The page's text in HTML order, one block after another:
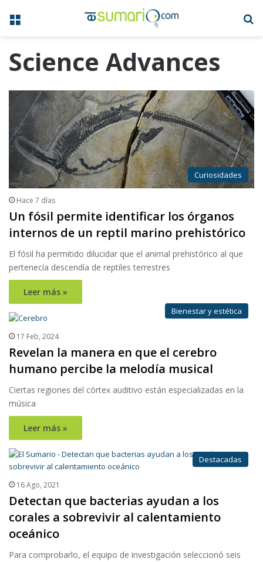
Menú
Science Advances
Curiosidades
Hace 7 días
Un fósil permite identificar los órganos
internos de un reptil marino prehistórico
El fósil ha permitido dilucidar que el animal prehistórico al que
pertenecía descendía de reptiles terrestres
Leer más »
Bienestar y estética
17 Feb, 2024
Revelan la manera en que el cerebro
humano percibe la melodía musical
Ciertas regiones del córtex auditivo están especializadas en la
música
Leer más »
Destacadas
16 Ago, 2021
Detectan que bacterias ayudan a los
corales a sobrevivir al calentamiento
oceánico
Para comprobarlo, el equipo de investigación seleccionó seis